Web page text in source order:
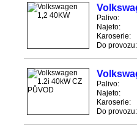
Palivo:
Najeto:
Karoserie:
Do provozu:
Palivo:
Najeto:
Karoserie:
Do provozu: